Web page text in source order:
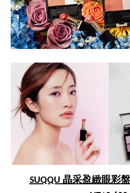
SUQQU 晶采盈緻眼彩